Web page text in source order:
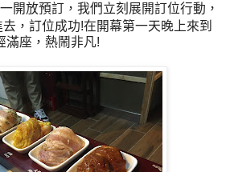
開放預訂，我們立刻展開訂位行動，
，訂位成功!在開幕第一天晚上來到
滿座，熱鬧非凡!